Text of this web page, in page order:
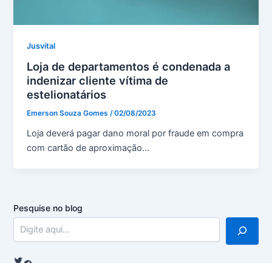
Jusvital
Loja de departamentos é condenada a
indenizar cliente vítima de
estelionatários
Emerson Souza Gomes/02/08/2023
Loja deverá pagar dano moral por fraude em compra
com cartão de aproximação…
Pesquise no blog
Twitter